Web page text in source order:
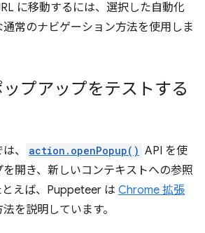
に移動するには、選択した自動化
常のナビゲーション方法を使用しま
プアップをテストする
、 action.openPopup() API を使
開き、新しいコンテキストへの参照
えば、Puppeteer は Chrome 拡張
を説明しています。